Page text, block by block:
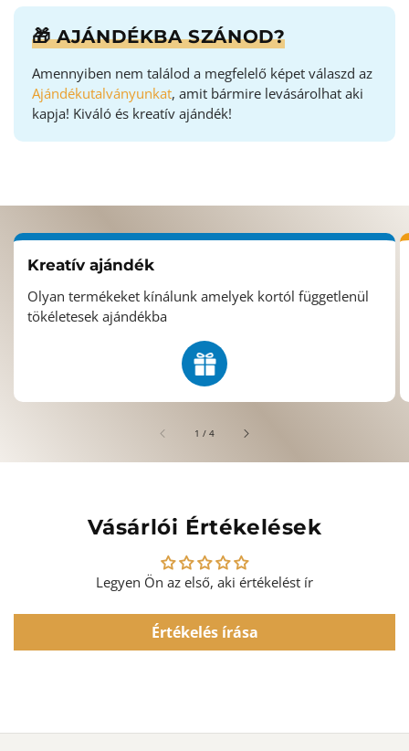
🎁 AJÁNDÉKBA SZÁNOD?
Amennyiben nem találod a megfelelő képet válaszd az
Ajándékutalványunkat, amit bármire levásárolhat aki
kapja! Kiváló és kreatív ajándék!
Kreatív ajándék
Olyan termékeket kínálunk amelyek kortól függetlenül
tökéletesek ajándékba
1 / /4
Vásárlói Értékelések
Legyen Ön az első, aki értékelést ír
Értékelés írása